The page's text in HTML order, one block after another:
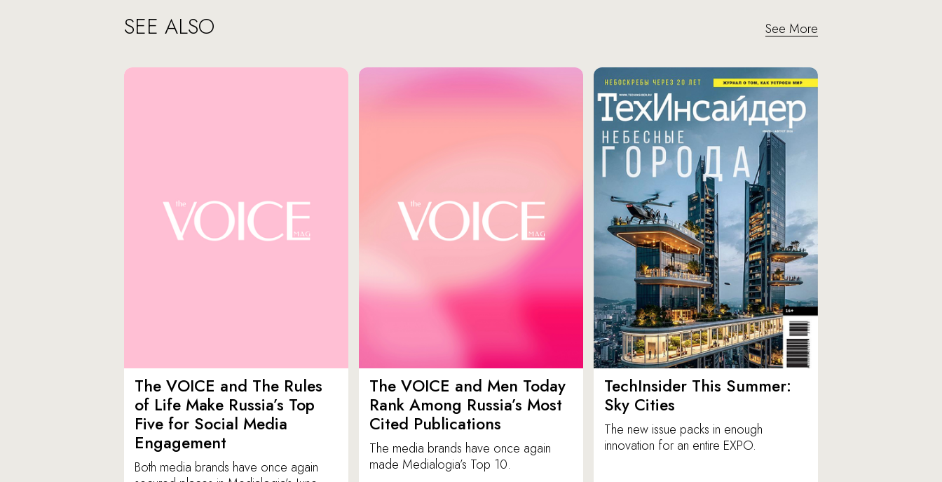
SEE ALSO See More
The VOICE and The Rules
of Life Make Russia’s Top
Five for Social Media
Engagement
Both media brands have once again
The VOICE and Men Today
Rank Among Russia’s Most
Cited Publications
The media brands have once again
made Medialogia’s Top 10.
TechInsider This Summer:
Sky Cities
The new issue packs in enough
innovation for an entire EXPO.